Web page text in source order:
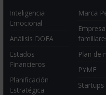
Inteligencia
Emocional
Análisis DOFA
Estados
Financieros
Planificación
Estratégica
Marca
Plan de
PYME
Startups